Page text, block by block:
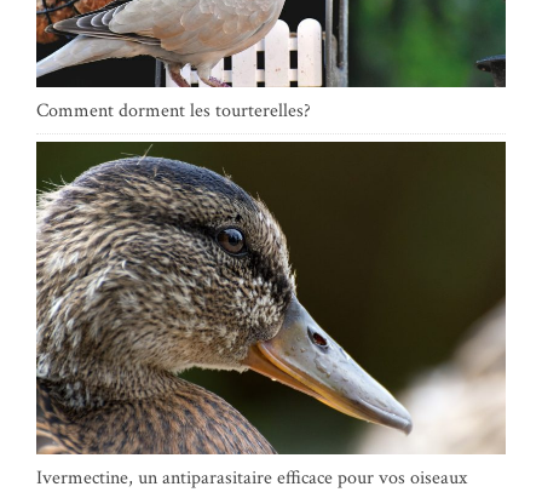
Comment dorment les tourterelles?
Ivermectine, un antiparasitaire efficace pour vos oiseaux